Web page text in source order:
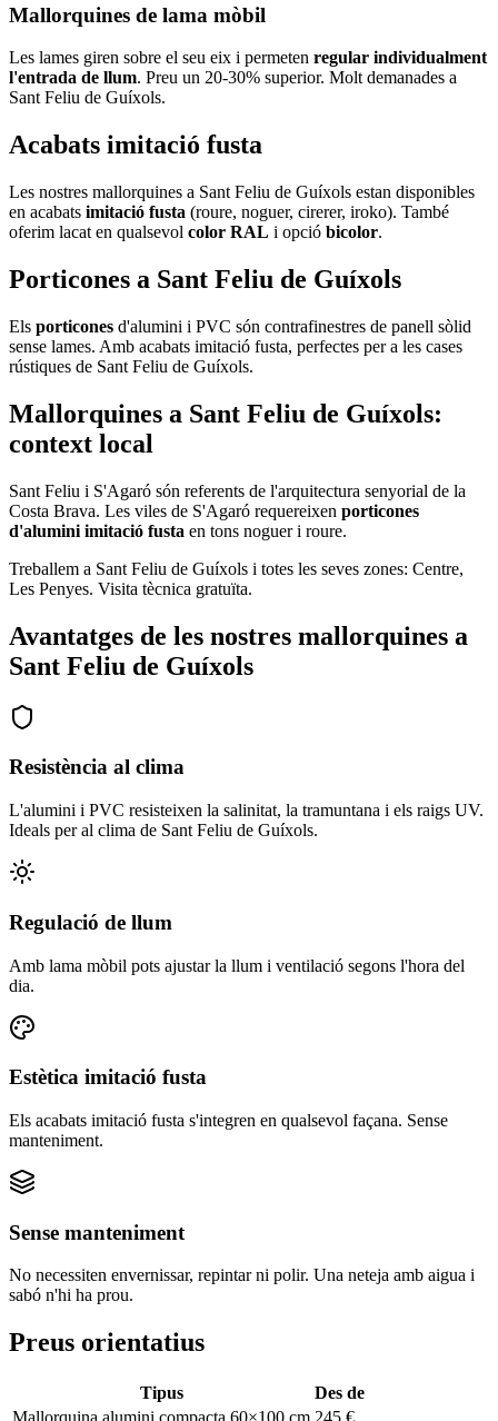
Mallorquines de lama mòbil
Les lames giren sobre el seu eix i permeten regular individualment
l'entrada de llum. Preu un 20-30% superior. Molt demanades a
Sant Feliu de Guíxols.
Acabats imitació fusta
Les nostres mallorquines a Sant Feliu de Guíxols estan disponibles
en acabats imitació fusta (roure, noguer, cirerer, iroko). També
oferim lacat en qualsevol color RAL i opció bicolor.
Porticones a Sant Feliu de Guíxols
Els porticones d'alumini i PVC són contrafinestres de panell sòlid
sense lames. Amb acabats imitació fusta, perfectes per a les cases
rústiques de Sant Feliu de Guíxols.
Mallorquines a Sant Feliu de Guíxols:
context local
Sant Feliu i S'Agaró són referents de l'arquitectura senyorial de la
Costa Brava. Les viles de S'Agaró requereixen porticones
d'alumini imitació fusta en tons noguer i roure.
Treballem a Sant Feliu de Guíxols i totes les seves zones: Centre,
Les Penyes. Visita tècnica gratuïta.
Avantatges de les nostres mallorquines a
Sant Feliu de Guíxols
Resistència al clima
L'alumini i PVC resisteixen la salinitat, la tramuntana i els raigs UV.
Ideals per al clima de Sant Feliu de Guíxols.
Regulació de llum
Amb lama mòbil pots ajustar la llum i ventilació segons l'hora del
dia.
Estètica imitació fusta
Els acabats imitació fusta s'integren en qualsevol façana. Sense
manteniment.
Sense manteniment
No necessiten envernissar, repintar ni polir. Una neteja amb aigua i
sabó n'hi ha prou.
Preus orientatius
Tipus
Des de